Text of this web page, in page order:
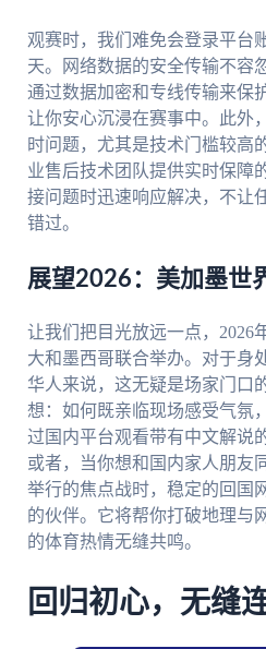
观赛时，我们难免会登录平台
天。网络数据的安全传输不容
通过数据加密和专线传输来保
让你安心沉浸在赛事中。此外
时问题，尤其是技术门槛较高
业售后技术团队提供实时保障
接问题时迅速响应解决，不让
错过。
展望2026：美加墨世
让我们把目光放远一点，2026
大和墨西哥联合举办。对于身
华人来说，这无疑是场家门口
想：如何既亲临现场感受气氛
过国内平台观看带有中文解说
或者，当你想和国内家人朋友
举行的焦点战时，稳定的回国
的伙伴。它将帮你打破地理与
的体育热情无缝共鸣。
回归初心，无缝